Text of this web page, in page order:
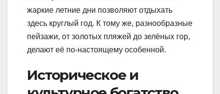
жаркие летние дни позволяют отдыхать
здесь круглый год. К тому же, разнообразные
пейзажи, от золотых пляжей до зелёных гор,
делают её по-настоящему особенной.
Историческое и